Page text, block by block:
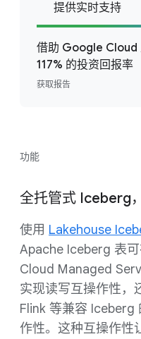
提供实时支持
借助 Google Cloud
117% 的投资回报率
获取报告
功能
全托管式 Iceberg
使用 Lakehouse
Apache Iceberg 表
Cloud Managed
实现读写互操作性，
Flink 等兼容 Iceberg
作性。 这种互操作性